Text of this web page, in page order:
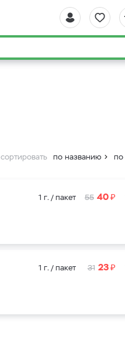
сортировать по названию по
1 г. / пакет 55 40₽
1 г. / пакет 31 23₽